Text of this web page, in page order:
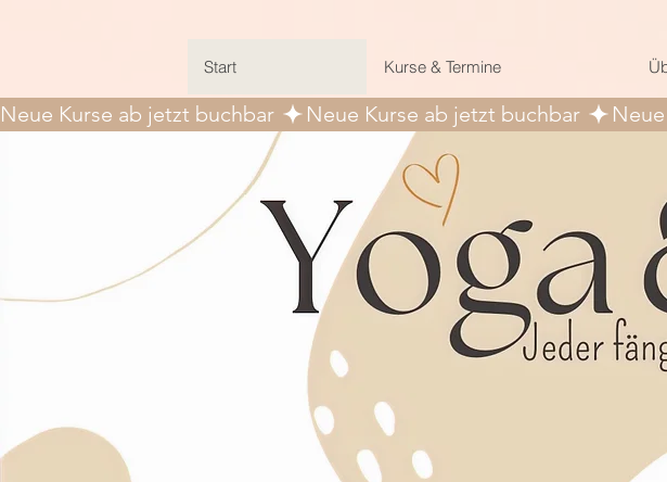
Start Kurse & Termine
Neue Kurse ab jetzt buchbar